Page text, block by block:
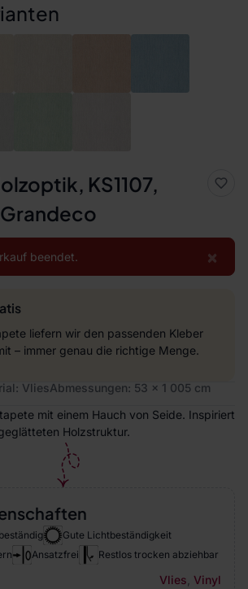
KS1107,
×
beendet.
liefern wir den passenden Kleber
– immer genau die richtige Menge.
VliesAbmessungen: 53 x 1 005 cm
mit einem Hauch von Seide. Inspiriert
Holzstruktur.
Gute Lichtbeständigkeit
Ansatzfrei Restlos trocken abziehbar
Vlies Vinyl